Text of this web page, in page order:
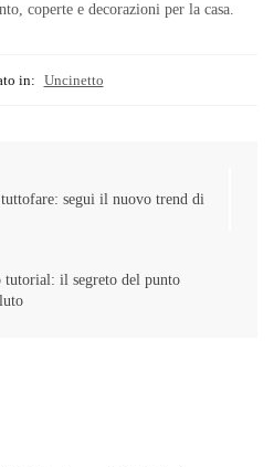
coperte e decorazioni per la casa.
in: Uncinetto
segui il nuovo trend di
tutorial: il segreto del punto